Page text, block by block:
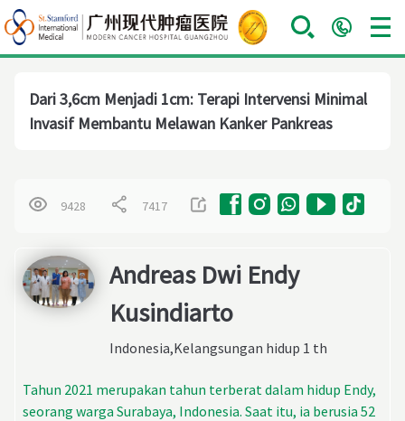
Dari 3,6cm Menjadi 1cm: Terapi Intervensi Minimal
Invasif Membantu Melawan Kanker Pankreas
9428 7417
Andreas Dwi Endy
Kusindiarto
Indonesia,Kelangsungan hidup 1 th
Tahun 2021 merupakan tahun terberat dalam hidup Endy,
seorang warga Surabaya, Indonesia. Saat itu, ia berusia 52